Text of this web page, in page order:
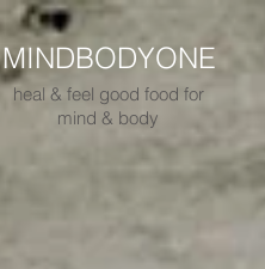
MINDBODYONE
heal & feel good food for
mind & body